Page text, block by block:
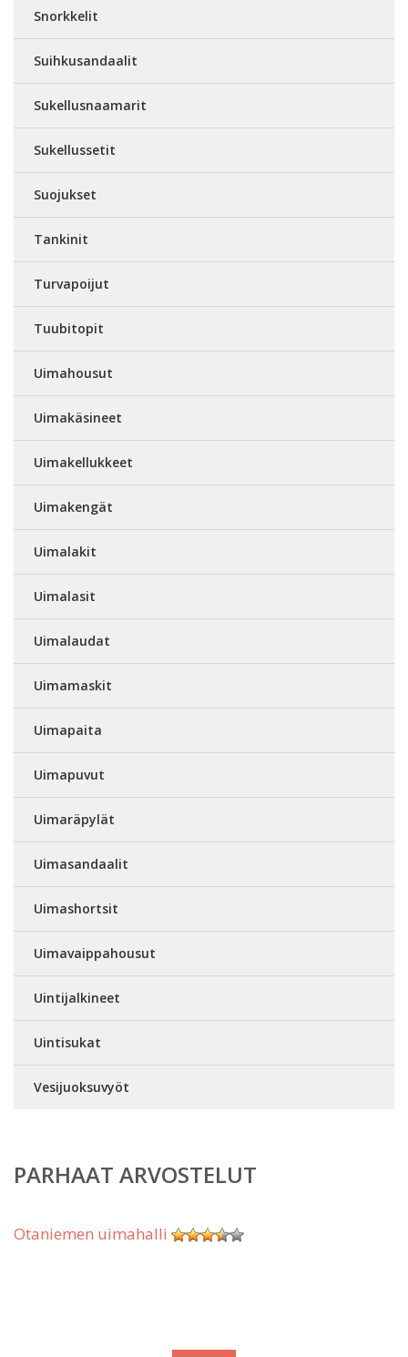
Snorkkelit
Suihkusandaalit
Sukellusnaamarit
Sukellussetit
Suojukset
Tankinit
Turvapoijut
Tuubitopit
Uimahousut
Uimakäsineet
Uimakellukkeet
Uimakengät
Uimalakit
Uimalasit
Uimalaudat
Uimamaskit
Uimapaita
Uimapuvut
Uimaräpylät
Uimasandaalit
Uimashortsit
Uimavaippahousut
Uintijalkineet
Uintisukat
Vesijuoksuvyöt
PARHAAT ARVOSTELUT
Otaniemen uimahalli